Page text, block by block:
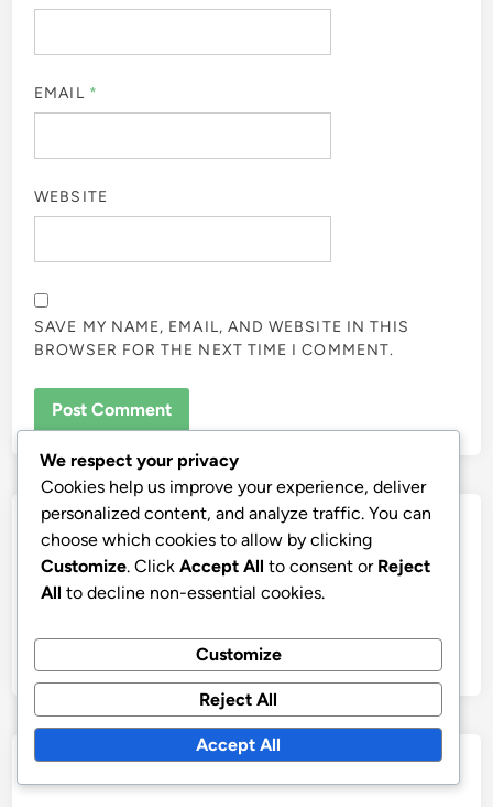
EMAIL *
WEBSITE
SAVE MY NAME, EMAIL, AND WEBSITE IN THIS
BROWSER FOR THE NEXT TIME I COMMENT.
Links
Blog Archive
Search
We respect your privacy
Cookies help us improve your experience, deliver
personalized content, and analyze traffic. You can
choose which cookies to allow by clicking
Customize. Click Accept All to consent or Reject
All to decline non-essential cookies.
Customize
Reject All
Accept All